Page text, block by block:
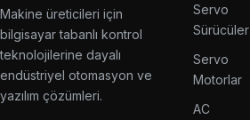
Makine üreticileri için
bilgisayar tabanlı kontrol
teknolojilerine dayalı
endüstriyel otomasyon ve
yazılım çözümleri.
Servo
Sürücüler
Servo
Motorlar
AC